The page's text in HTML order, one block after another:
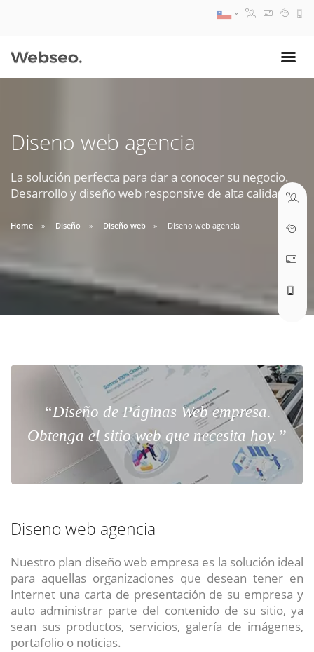
Diseno web agencia
La solución perfecta para dar a conocer su negocio.
Desarrollo y diseño web responsive de alta calidad.
Home Diseño Diseño web Diseno web agencia
“Diseño de Páginas Web empresa.
Obtenga el sitio web que necesita hoy.”
Diseno web agencia
Nuestro plan diseño web empresa es la solución ideal
para aquellas organizaciones que desean tener en
Internet una carta de presentación de su empresa y
auto administrar parte del contenido de su sitio, ya
sean sus productos, servicios, galería de imágenes,
portafolio o noticias.
09:30 AM A 18:30 PM
soporte@webseo.cl